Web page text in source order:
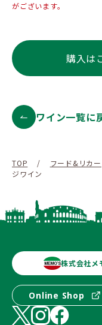
がございます。
購入は
ワイン一覧に
TOP / フード&リカー
ジワイン
株式会社メ
Online Shop